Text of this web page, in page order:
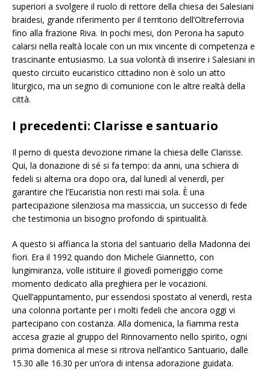
superiori a svolgere il ruolo di rettore della chiesa dei Salesiani
braidesi, grande riferimento per il territorio dell’Oltreferrovia
fino alla frazione Riva. In pochi mesi, don Perona ha saputo
calarsi nella realtà locale con un mix vincente di competenza e
trascinante entusiasmo. La sua volontà di inserire i Salesiani in
questo circuito eucaristico cittadino non è solo un atto
liturgico, ma un segno di comunione con le altre realtà della
città.
I precedenti: Clarisse e santuario
Il perno di questa devozione rimane la chiesa delle Clarisse.
Qui, la donazione di sé si fa tempo: da anni, una schiera di
fedeli si alterna ora dopo ora, dal lunedì al venerdì, per
garantire che l’Eucaristia non resti mai sola. È una
partecipazione silenziosa ma massiccia, un successo di fede
che testimonia un bisogno profondo di spiritualità.
​A questo si affianca la storia del santuario della Madonna dei
fiori. Era il 1992 quando don Michele Giannetto, con
lungimiranza, volle istituire il giovedì pomeriggio come
momento dedicato alla preghiera per le vocazioni.
Quell’appuntamento, pur essendosi spostato al venerdì, resta
una colonna portante per i molti fedeli che ancora oggi vi
partecipano con costanza. Alla domenica, la fiamma resta
accesa grazie al gruppo del Rinnovamento nello spirito, ogni
prima domenica al mese si ritrova nell’antico Santuario, dalle
15.30 alle 16.30 per un’ora di intensa adorazione guidata.